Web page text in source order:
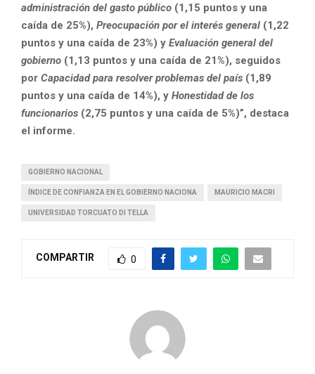
administración del gasto público (1,15 puntos y una
caída de 25%), Preocupación por el interés general (1,22
puntos y una caída de 23%) y Evaluación general del
gobierno (1,13 puntos y una caída de 21%), seguidos
por Capacidad para resolver problemas del país (1,89
puntos y una caída de 14%), y Honestidad de los
funcionarios (2,75 puntos y una caída de 5%)”, destaca
el informe.
GOBIERNO NACIONAL
ÍNDICE DE CONFIANZA EN EL GOBIERNO NACIONA MAURICIO MACRI
UNIVERSIDAD TORCUATO DI TELLA
COMPARTIR 0